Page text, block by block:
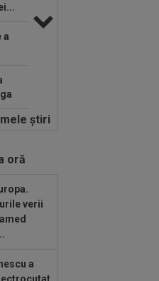
a
ştiri
oră
verii
a